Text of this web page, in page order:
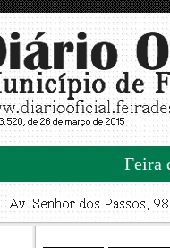
Feira